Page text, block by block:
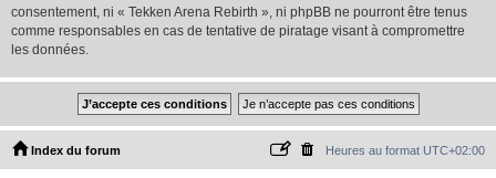
consentement, ni « Tekken Arena Rebirth », ni phpBB ne pourront être tenus
comme responsables en cas de tentative de piratage visant à compromettre
les données.
Index du forum Heures au format UTC+02:00